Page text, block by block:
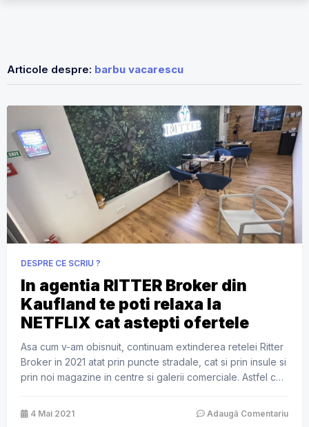
Articole despre: barbu vacarescu
DESPRE CE SCRIU ?
In agentia RITTER Broker din
Kaufland te poti relaxa la
NETFLIX cat astepti ofertele
Asa cum v-am obisnuit, continuam extinderea retelei Ritter
Broker in 2021 atat prin puncte stradale, cat si prin insule si
prin noi magazine in centre si galerii comerciale. Astfel ca
concept total nou, cu zona de relaxare, unde puteti urmari
4 Mai 2021 Adaugă Comentariu